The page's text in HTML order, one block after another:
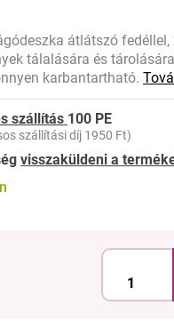
átlátszó
tálalására és
karbantartható.
szállítás 100 PE
szállítási díj 1950 Ft)
visszaküldeni a